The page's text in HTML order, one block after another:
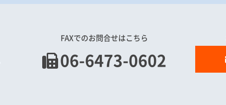
FAXでのお問合せはこちら
06-6473-0602